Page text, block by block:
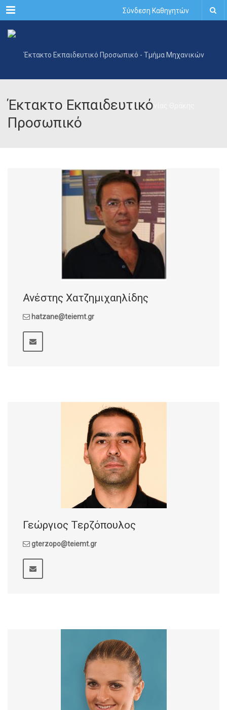
Menu Σύνδεση Καθηγητών
Έκτακτο Εκπαιδευτικό
Προσωπικό
Ανέστης Χατζημιχαηλίδης
hatzane@teiemt.gr
Γεώργιος Τερζόπουλος
gterzopo@teiemt.gr